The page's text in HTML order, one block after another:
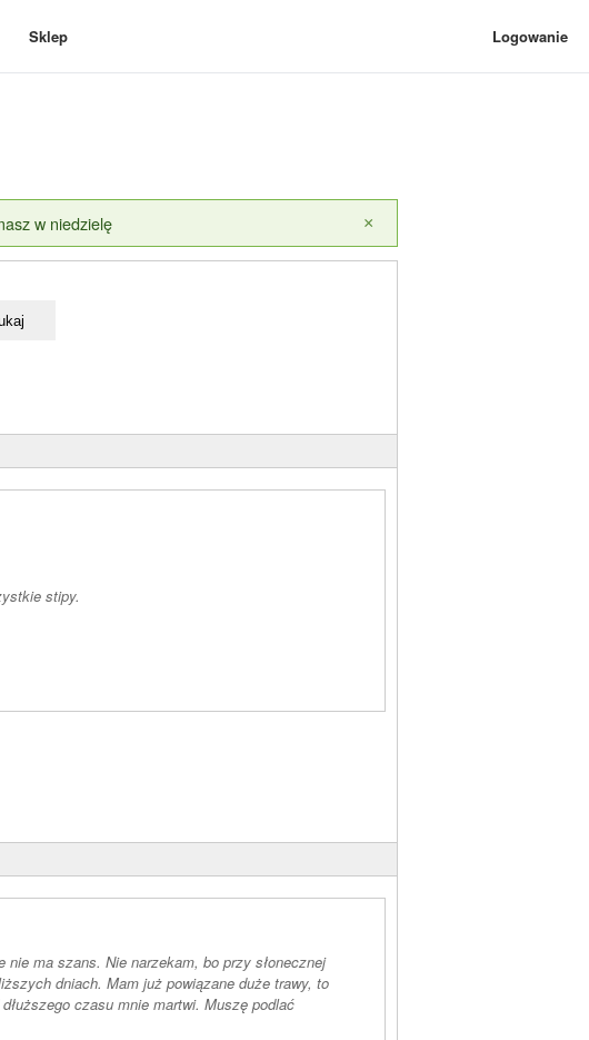
Sklep Logowanie
w niedzielę ×
wszystkie stipy.
ma szans. Nie narzekam, bo przy słonecznej
dniach. Mam już powiązane duże trawy, to
czasu mnie martwi. Muszę podlać